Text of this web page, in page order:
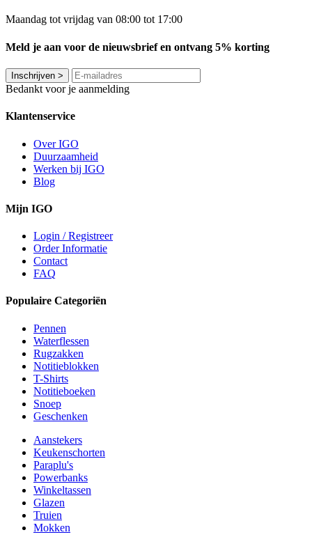
Maandag tot vrijdag van 08:00 tot 17:00
Meld je aan voor de nieuwsbrief en ontvang 5% korting
Inschrijven >
Bedankt voor je aanmelding
Klantenservice
Over IGO
Duurzaamheid
Werken bij IGO
Blog
Mijn IGO
Login / Registreer
Order Informatie
Contact
FAQ
Populaire Categoriën
Pennen
Waterflessen
Rugzakken
Notitieblokken
T-Shirts
Notitieboeken
Snoep
Geschenken
Aanstekers
Keukenschorten
Paraplu's
Powerbanks
Winkeltassen
Glazen
Truien
Mokken